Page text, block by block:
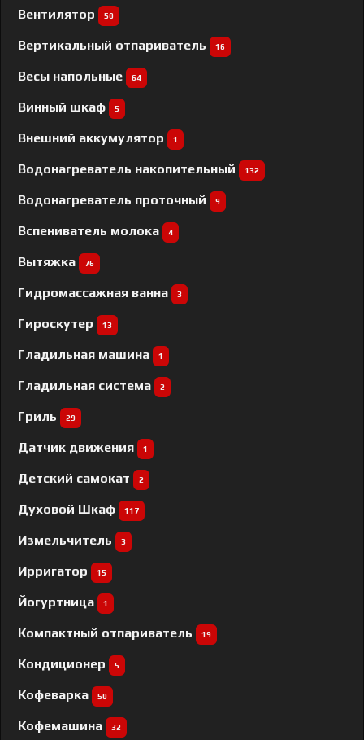
Вентилятор 50
Вертикальный отпариватель 16
Весы напольные 64
Винный шкаф 5
Внешний аккумулятор 1
Водонагреватель накопительный 132
Водонагреватель проточный 9
Вспениватель молока 4
Вытяжка 76
Гидромассажная ванна 3
Гироскутер 13
Гладильная машина 1
Гладильная система 2
Гриль 29
Датчик движения 1
Детский самокат 2
Духовой Шкаф 117
Измельчитель 3
Ирригатор 15
Йогуртница 1
Компактный отпариватель 19
Кондиционер 5
Кофеварка 50
Кофемашина 32